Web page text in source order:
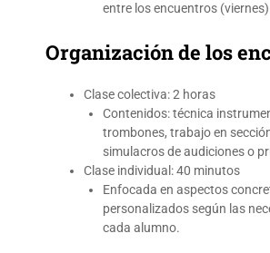
entre los encuentros (viernes).
Organización de los
Clase colectiva: 2 horas
Contenidos: técnica
trombones, trabajo en
simulacros de audiciones o
Clase individual: 40 minutos
Enfocada en aspectos
personalizados según las
cada alumno.